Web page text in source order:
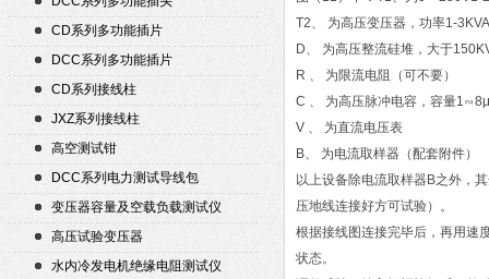
CD系列多功能插片
DCC系列多功能插片
CD系列接线柱
JXZ系列接线柱
高空测试钳
DCC系列电力测试导线包
变压器容量及空载负载测试仪
高压试验变压器
水内冷发电机绝缘电阻测试仪
T2、 为高压变压器，功率1-3KVA
D、 为高压整流硅堆，大于
R 、 为限流电阻（可不要）
C 、 为高压脉冲电容，容量
V 、 为直流电压表
B、 为电流取样器（配套附件）
以上设备除电流取样器B之外，
压地线连接好方可试验）。
根据接线图连接完毕后，再用速
状态。